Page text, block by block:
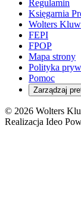
Regulamin
Księgarnia
Wolters
FEPI
FPOP
Mapa strony
Polityka
Pomoc
Zarządzaj
© 2026 Wolters
Realizacja Ideo